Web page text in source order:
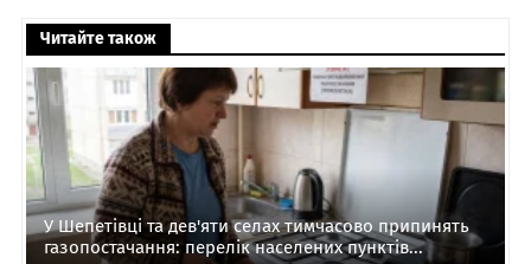
Читайте також
У Шепетівці та дев'яти селах тимчасово припинять
газопостачання: перелік населених пунктів...